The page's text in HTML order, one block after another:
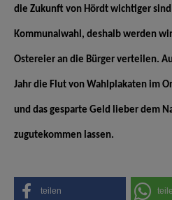
die Zukunft von Hördt wichtiger
Kommunalwahl, deshalb werden
Ostereier an die Bürger verteilen.
Jahr die Flut von Wahlplakaten im
und das gesparte Geld lieber dem
zugutekommen lassen.
teilen